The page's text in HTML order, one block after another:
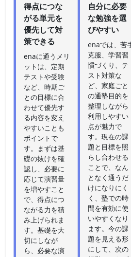
得点につな
がる単元を
優先して対
策できる
enaに通うメリ
ットは、定期
テストや受験
など、時期ご
との目標に合
わせて優先す
る内容を変え
やすいことも
ポイントで
す。まずは基
礎の抜けを確
認し、必要に
応じて演習量
を増やすこと
で、得点につ
ながる力を積
み上げられま
す。基礎を大
切にしなが
ら、必要な演
自分に必要
な勉強を選
びやすい
enaでは、苦
克服、学習習
慣づくり、テ
スト対策な
ど、家庭ごと
の通塾目的を
整理しながら
利用しやすい
点が魅力で
す。現在の課
題と目標を照
らし合わせる
ことで、なん
となく通うだ
けになりにく
く、塾での時
間を有効に使
いやすくなり
ます。今の課
題を見える形
にして、次の